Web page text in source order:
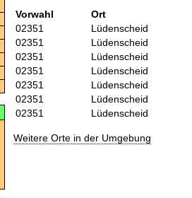
Vorwahl
Ort
02351
Lüdenscheid
02351
Lüdenscheid
02351
Lüdenscheid
02351
Lüdenscheid
02351
Lüdenscheid
02351
Lüdenscheid
02351
Lüdenscheid
Weitere Orte in der Umgebung